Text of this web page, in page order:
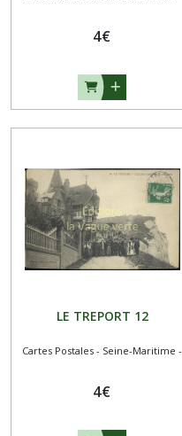
4€
LE TREPORT 12
Cartes Postales - Seine-Maritime -
4€